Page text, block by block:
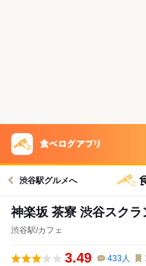
渋谷駅グルメへ
神楽坂 茶寮 渋谷スク
渋谷駅/カフェ
3.49 433人